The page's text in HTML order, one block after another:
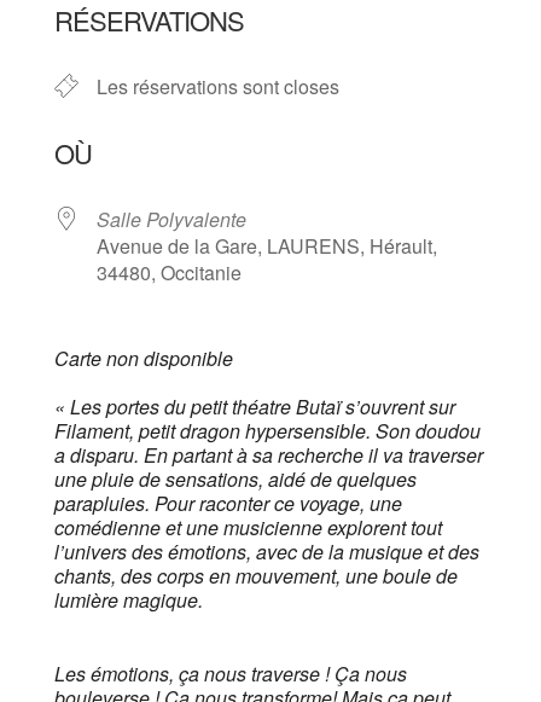
RÉSERVATIONS
Les réservations sont closes
OÙ
Salle Polyvalente
Avenue de la Gare, LAURENS, Hérault,
34480, Occitanie
Carte non disponible
« Les portes du petit théatre Butaï s’ouvrent sur
Filament, petit dragon hypersensible. Son doudou
a disparu. En partant à sa recherche il va traverser
une pluie de sensations, aidé de quelques
parapluies. Pour raconter ce voyage, une
comédienne et une musicienne explorent tout
l’univers des émotions, avec de la musique et des
chants, des corps en mouvement, une boule de
lumière magique.
Les émotions, ça nous traverse ! Ça nous